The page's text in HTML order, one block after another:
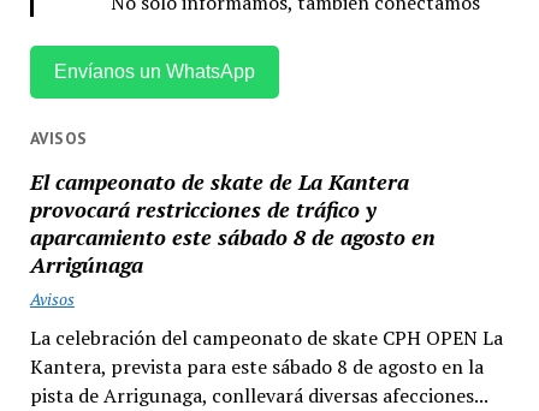
Envíanos un WhatsApp
AVISOS
El campeonato de skate de La Kantera
provocará restricciones de tráfico y
aparcamiento este sábado 8 de agosto en
Arrigúnaga
Avisos
La celebración del campeonato de skate CPH OPEN La
Kantera, prevista para este sábado 8 de agosto en la
pista de Arrigunaga, conllevará diversas afecciones...